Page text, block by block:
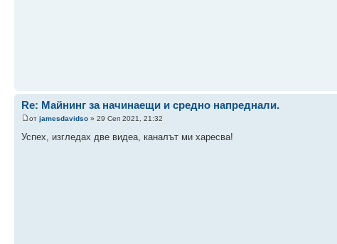
Re: Майнинг за начинаещи и средно напреднали.
от jamesdavidso » 29 Сеп 2021, 21:32
Успех, изгледах две видеа, каналът ми харесва!